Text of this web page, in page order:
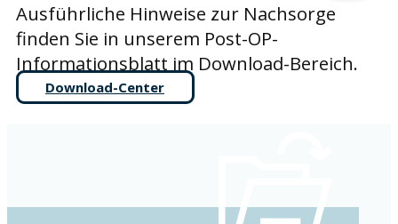
Ausführliche Hinweise zur Nachsorge
finden Sie in unserem Post-OP-
Informationsblatt im Download-Bereich.
Download-Center